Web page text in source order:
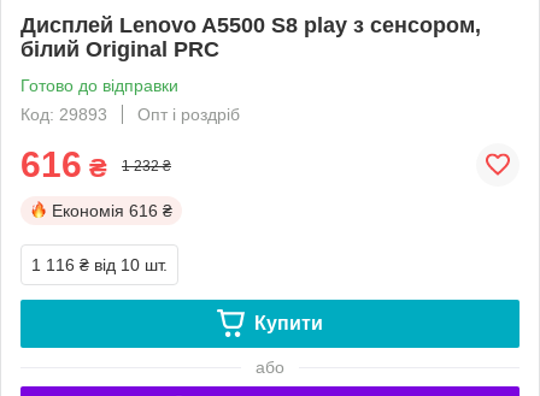
Дисплей Lenovo A5500 S8 play з сенсором,
білий Original PRC
Готово до відправки
Код: 29893
Опт і роздріб
616 ₴ 1 232 ₴
Економія 616 ₴
1 116 ₴ від 10 шт.
Купити
або